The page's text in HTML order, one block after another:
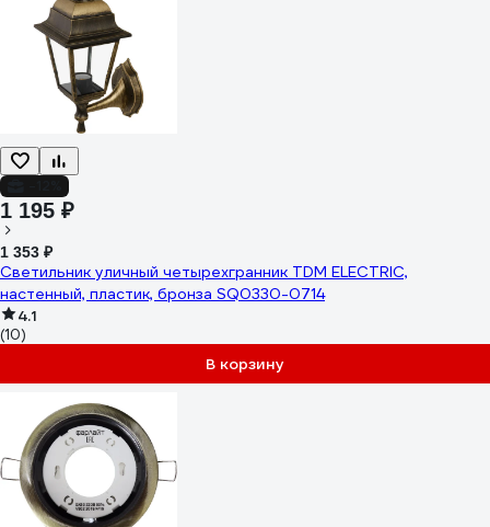
1 195 ₽
1 353 ₽
Светильник уличный четырехгранник TDM ELECTRIC,
настенный, пластик, бронза SQ0330-0714
4.1
(10)
В корзину